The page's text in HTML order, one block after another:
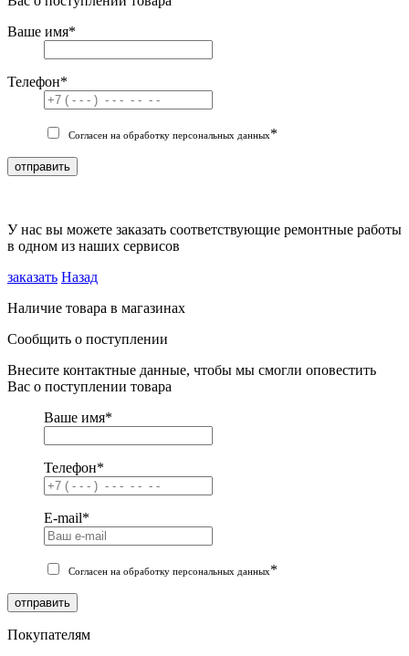
Ваше имя*
Телефон*
Согласен на обработку персональных данных*
отправить
У нас вы можете заказать соответствующие ремонтные работы
в одном из наших сервисов
заказать Назад
Наличие товара в магазинах
Сообщить о поступлении
Внесите контактные данные, чтобы мы смогли оповестить
Вас о поступлении товара
Ваше имя*
Телефон*
E-mail*
Согласен на обработку персональных данных*
отправить
Покупателям